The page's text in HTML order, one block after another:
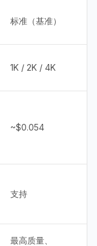
标准（基准）
1K / 2K / 4K
~$0.054
支持
最高质量、